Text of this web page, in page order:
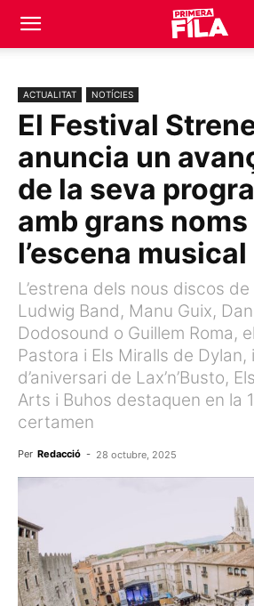
ACTUALITAT NOTÍCIES
El Festival
anuncia un
de la seva
amb grans noms
l’escena musical
L’estrena dels nous discos
Ludwig Band, Manu Guix,
Dodosound o Guillem Roma,
Pastora i Els Miralls de Dylan,
d’aniversari de Lax’n’Busto,
Arts i Buhos destaquen en la
certamen
Per Redacció - 28 octubre, 2025